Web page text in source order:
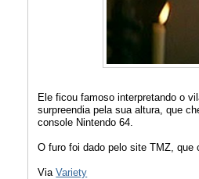
Ele ficou famoso interpretando o
surpreendia pela sua altura, que
console Nintendo 64.
O furo foi dado pelo site TMZ, que
ViaVariety